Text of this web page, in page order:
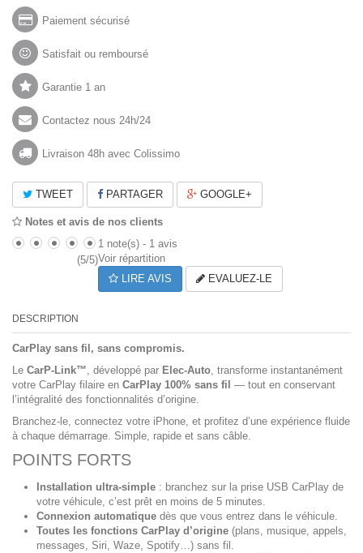
Paiement sécurisé
Satisfait ou remboursé
Garantie 1 an
Contactez nous 24h/24
Livraison 48h avec Colissimo
TWEET PARTAGER GOOGLE+
Notes et avis de nos clients
(5/5)
1 note(s) - 1 avis
Voir répartition
LIRE AVIS
EVALUEZ-LE
DESCRIPTION
CarPlay sans fil, sans compromis.
Le CarP-Link™, développé par Elec-Auto, transforme instantanément
votre CarPlay filaire en CarPlay 100% sans fil — tout en conservant
l’intégralité des fonctionnalités d’origine.
Branchez-le, connectez votre iPhone, et profitez d’une expérience fluide
à chaque démarrage. Simple, rapide et sans câble.
POINTS FORTS
Installation ultra-simple : branchez sur la prise USB CarPlay de
votre véhicule, c’est prêt en moins de 5 minutes.
Connexion automatique dès que vous entrez dans le véhicule.
Toutes les fonctions CarPlay d’origine (plans, musique, appels,
messages, Siri, Waze, Spotify…) sans fil.